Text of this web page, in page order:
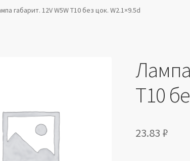
обработки персональных данных Производители
габарит. 12V W5W T10 без цок. W2.1×9.5d
T10
23.83 ₽